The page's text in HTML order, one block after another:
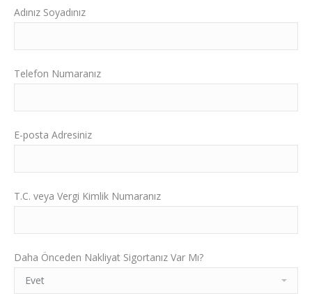
Adınız Soyadınız
Telefon Numaranız
E-posta Adresiniz
T.C. veya Vergi Kimlik Numaranız
Daha Önceden Nakliyat Sigortanız Var Mı?